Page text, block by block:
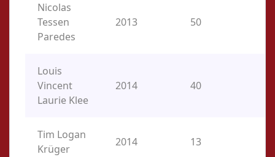
Nicolas
Tessen
Paredes
2013 50
Louis
Vincent
Laurie Klee
2014 40
Tim Logan
Krüger
2014 13